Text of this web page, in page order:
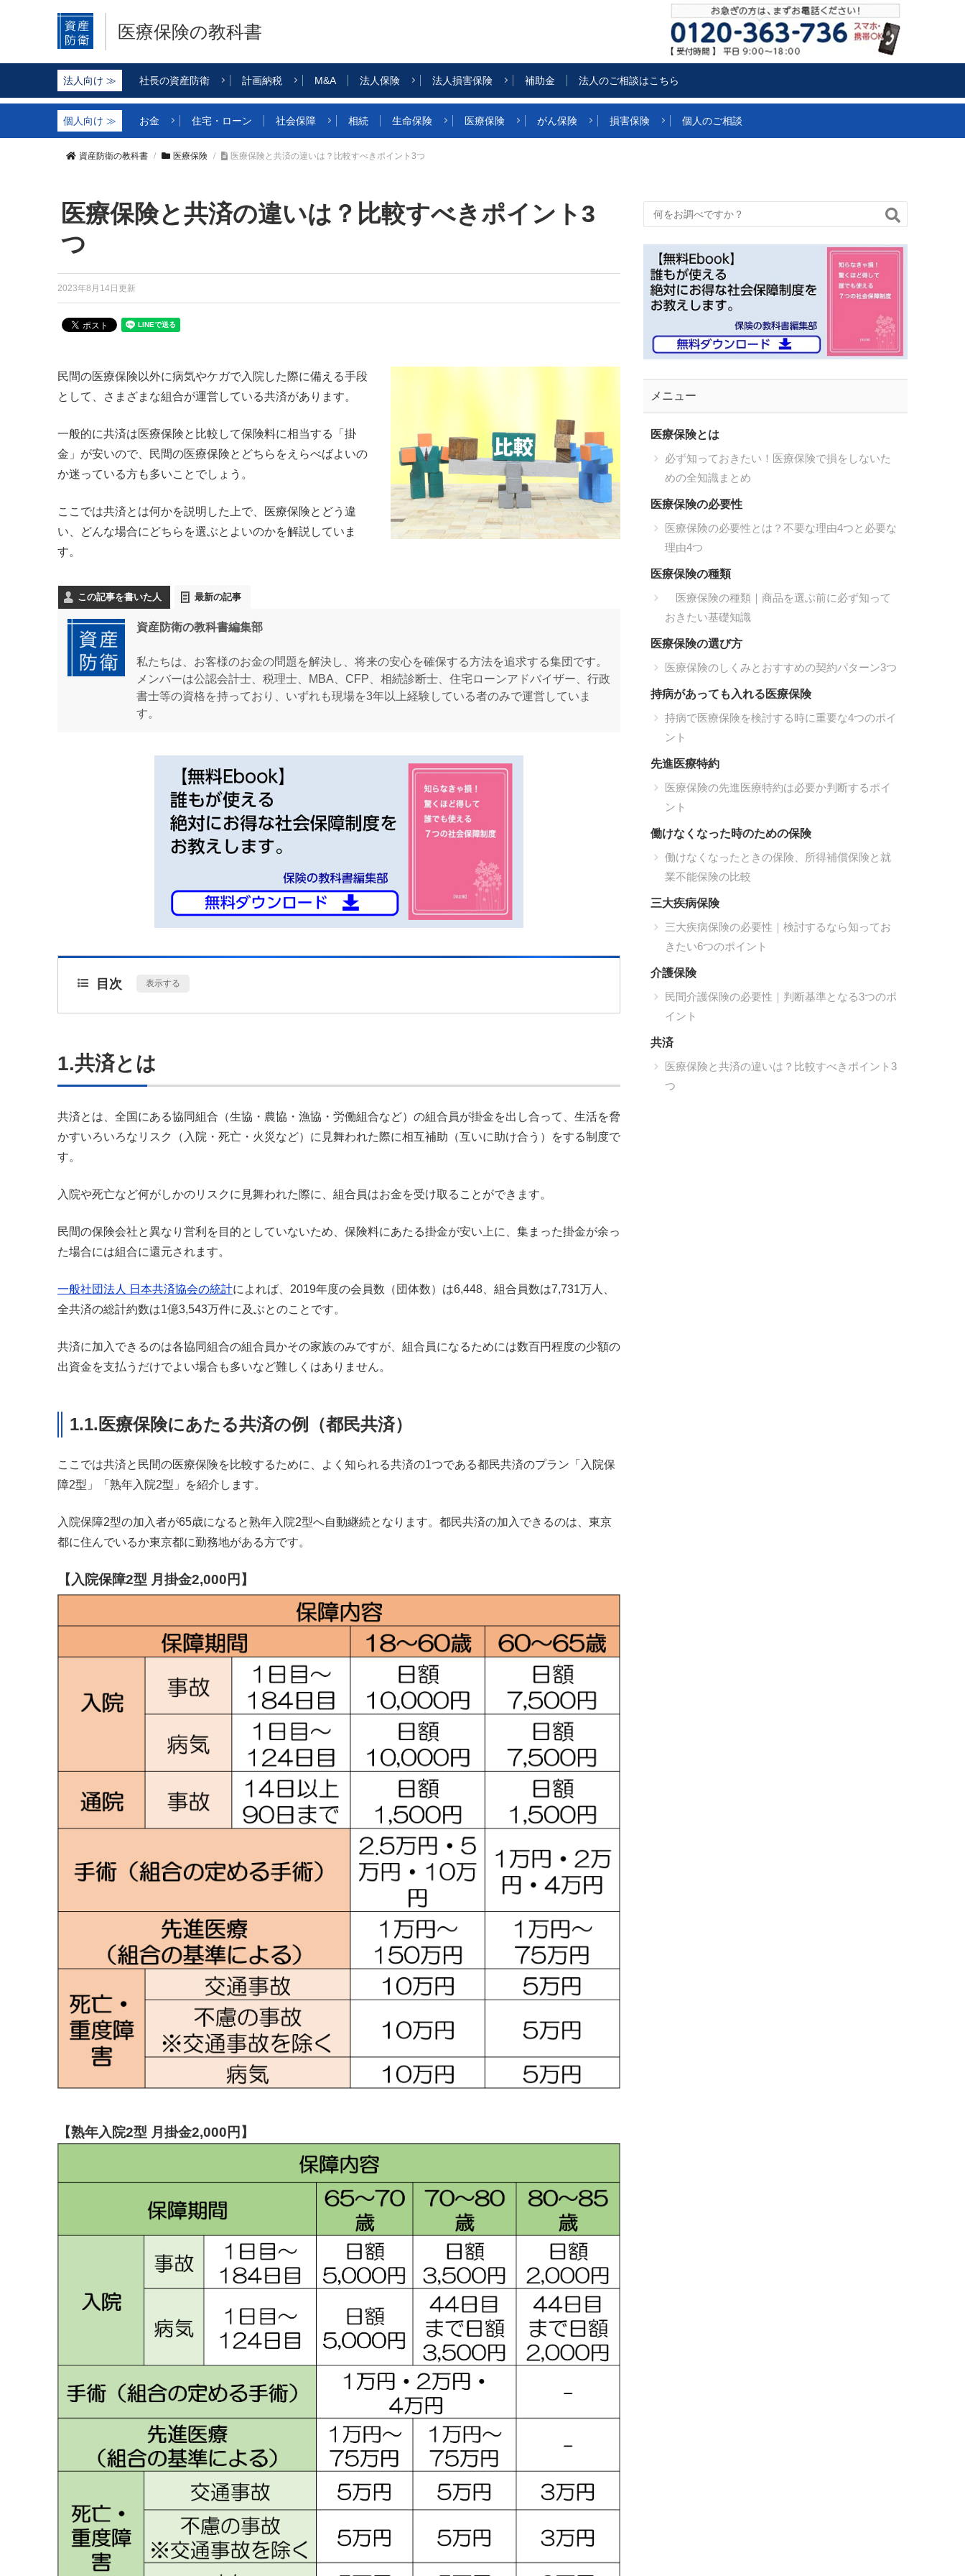
医療保険の教科書
社長の資産防衛 計画納税 M&A 法人保険 法人損害保険 補助金 法人のご相談はこちら
お金 住宅・ローン 社会保障 相続 生命保険 医療保険 がん保険 損害保険 個人のご相談
資産防衛の教科書 医療保険 医療保険と共済の違いは？比較すべきポイント3つ
医療保険と共済の違いは？比較すべきポイント3
つ
2023年8月14日更新
民間の医療保険以外に病気やケガで入院した際に備える手段
として、さまざまな組合が運営している共済があります。
一般的に共済は医療保険と比較して保険料に相当する「掛
金」が安いので、民間の医療保険とどちらをえらべばよいの
か迷っている方も多いことでしょう。
ここでは共済とは何かを説明した上で、医療保険とどう違
い、どんな場合にどちらを選ぶとよいのかを解説していま
す。
この記事を書いた人 最新の記事
資産防衛の教科書編集部
私たちは、お客様のお金の問題を解決し、将来の安心を確保する方法を追求する集団です。
メンバーは公認会計士、税理士、MBA、CFP、相続診断士、住宅ローンアドバイザー、行政
書士等の資格を持っており、いずれも現場を3年以上経験している者のみで運営していま
す。
目次 表示する
1.共済とは
共済とは、全国にある協同組合（生協・農協・漁協・労働組合など）の組合員が掛金を出し合って、生活を脅
かすいろいろなリスク（入院・死亡・火災など）に見舞われた際に相互補助（互いに助け合う）をする制度で
す。
入院や死亡など何がしかのリスクに見舞われた際に、組合員はお金を受け取ることができます。
民間の保険会社と異なり営利を目的としていないため、保険料にあたる掛金が安い上に、集まった掛金が余っ
た場合には組合に還元されます。
一般社団法人 日本共済協会の統計によれば、2019年度の会員数（団体数）は6,448、組合員数は7,731万人、
全共済の総計約数は1億3,543万件に及ぶとのことです。
共済に加入できるのは各協同組合の組合員かその家族のみですが、組合員になるためには数百円程度の少額の
出資金を支払うだけでよい場合も多いなど難しくはありません。
1.1.医療保険にあたる共済の例（都民共済）
ここでは共済と民間の医療保険を比較するために、よく知られる共済の1つである都民共済のプラン「入院保
障2型」「熟年入院2型」を紹介します。
入院保障2型の加入者が65歳になると熟年入院2型へ自動継続となります。都民共済の加入できるのは、東京
都に住んでいるか東京都に勤務地がある方です。
【入院保障2型 月掛金2,000円】
【熟年入院2型 月掛金2,000円】
メニュー
医療保険とは
必ず知っておきたい！医療保険で損をしないた
めの全知識まとめ
医療保険の必要性
医療保険の必要性とは？不要な理由4つと必要な
理由4つ
医療保険の種類
医療保険の種類｜商品を選ぶ前に必ず知って
おきたい基礎知識
医療保険の選び方
医療保険のしくみとおすすめの契約パターン3つ
持病があっても入れる医療保険
持病で医療保険を検討する時に重要な4つのポイ
ント
先進医療特約
医療保険の先進医療特約は必要か判断するポイ
ント
働けなくなった時のための保険
働けなくなったときの保険、所得補償保険と就
業不能保険の比較
三大疾病保険
三大疾病保険の必要性｜検討するなら知ってお
きたい6つのポイント
介護保険
民間介護保険の必要性｜判断基準となる3つのポ
イント
共済
医療保険と共済の違いは？比較すべきポイント3
つ